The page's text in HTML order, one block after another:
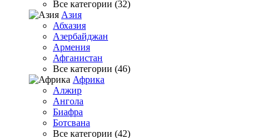
Все категории (32)
Азия
Абхазия
Азербайджан
Армения
Афганистан
Все категории (46)
Африка
Алжир
Ангола
Биафра
Ботсвана
Все категории (42)